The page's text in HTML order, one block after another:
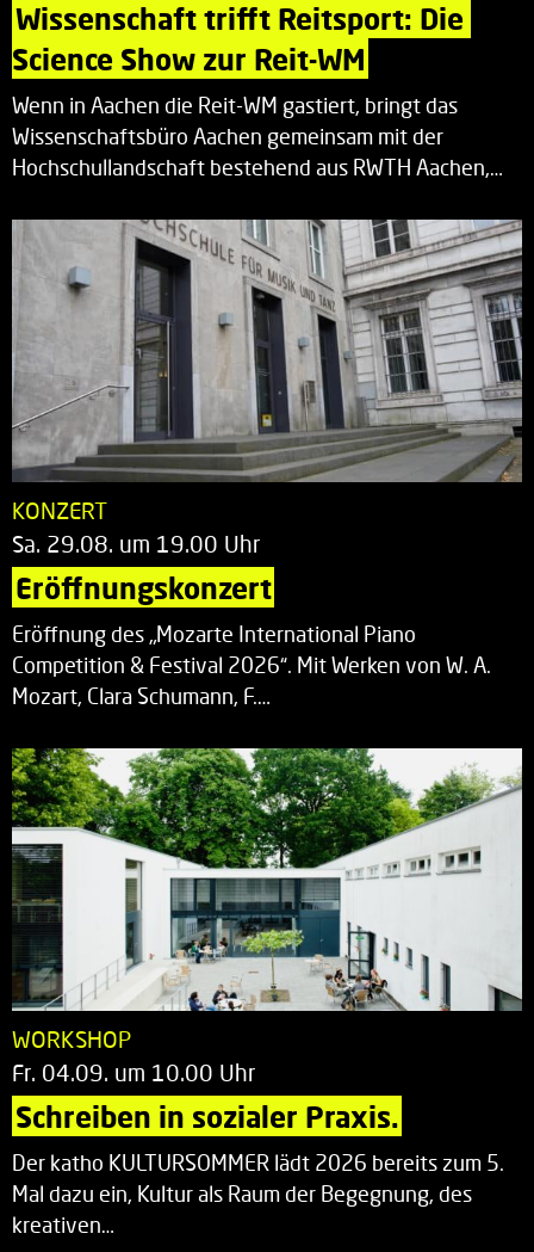
Wissenschaft trifft Reitsport: Die
Science Show zur Reit-WM
Wenn in Aachen die Reit-WM gastiert, bringt das
Wissenschaftsbüro Aachen gemeinsam mit der
Hochschullandschaft bestehend aus RWTH Aachen,…
KONZERT
Sa. 29.08. um 19.00 Uhr
Eröffnungskonzert
Eröffnung des „Mozarte International Piano
Competition & Festival 2026“. Mit Werken von W. A.
Mozart, Clara Schumann, F.…
WORKSHOP
Fr. 04.09. um 10.00 Uhr
Schreiben in sozialer Praxis.
Der katho KULTURSOMMER lädt 2026 bereits zum 5.
Mal dazu ein, Kultur als Raum der Begegnung, des
kreativen…